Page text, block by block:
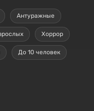
Антуражные
Хоррор
До 10 человек